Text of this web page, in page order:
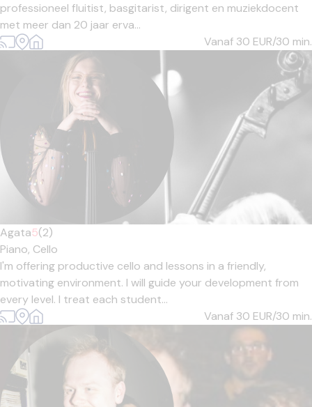
professioneel fluitist, basgitarist, dirigent en muziekdocent
met meer dan 20 jaar erva...
Vanaf 30 EUR/30 min.
Agata5(2)
Piano, Cello
I'm offering productive cello and lessons in a friendly,
motivating environment. I will guide your development from
every level. I treat each student...
Vanaf 30 EUR/30 min.